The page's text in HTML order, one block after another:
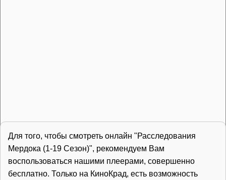
Для того, чтобы смотреть онлайн "Расследования
Мердока (1-19 Сезон)", рекомендуем Вам
воспользоваться нашими плеерами, совершенно
бесплатно. Только на КиноКрад, есть возможность